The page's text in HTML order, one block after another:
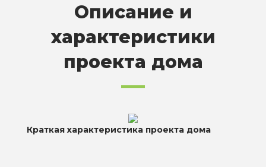
Описание и
характеристики
проекта дома
Краткая характеристика проекта дома